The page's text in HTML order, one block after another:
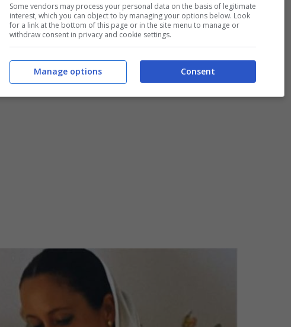
sia cambiata e come l’amore con il marito
il tutto non finisce qui.
Some vendors may process your personal data on the basis of legitimate
interest, which you can object to by managing your options below. Look
for a link at the bottom of this page or in the site menu to manage or
withdraw consent in privacy and cookie settings.
Consent
Manage options